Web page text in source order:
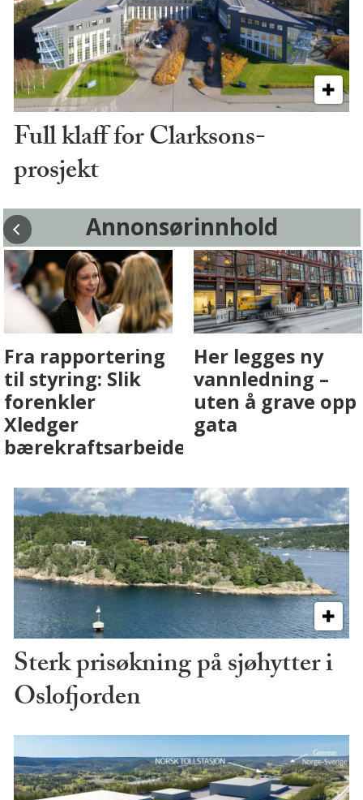
Full klaff for Clarksons-
prosjekt
Annonsørinnhold
Fenistra endrer
eiendomsbransjen
med AI. Slik ser vi
på fremtiden
Det er i
Drammen det
skjer
Sterk prisøkning på sjøhytter i
Oslofjorden